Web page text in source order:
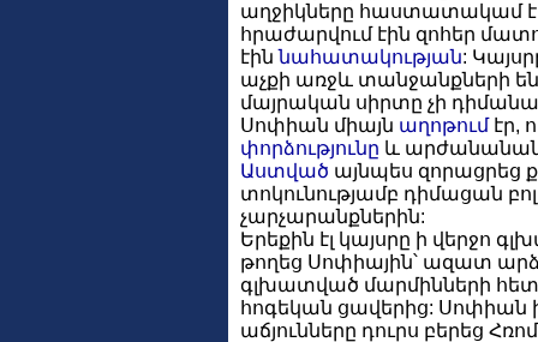
աղջիկները հաստատակամ
հրաժարվում էին զոհեր
էիննահատակության:
աչքի առջև տանջանքների
մայրական սիրտը չի
Սոփիան միայն աղոթումէր,
փորձությունը և
Աստված այնպես զորացրեց
տոկունությամբ դիմացան
չարչարանքներին:
Երեքին էլ կայսրը ի վերջո
թողեց Սոփիային՝ ազատ
գլխատված մարմինների
հոգեկան ցավերից:
աճյունները դուրս բերեց